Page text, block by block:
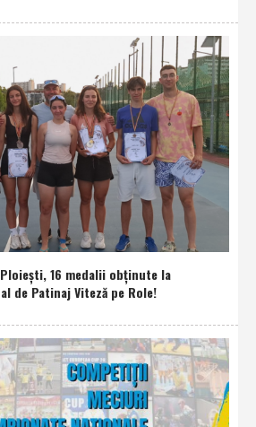
16 medalii obţinute la
de Patinaj Viteză pe Role!